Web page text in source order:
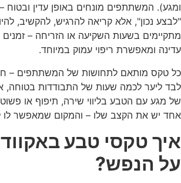
ומגע). המשתתפים מונחים באופן עדין ובטוח
"לבצע נכון", אלא קריאה להרגיש, להקשיב,
מתקיימים בשעות השקיעה או הזריחה –
עדינה ומאפשרת ריפוי עמוק במיוחד.
כל טקס מותאם לתחושות של המשתתפים –
לבד ליער לכמה שעות של התבודדות בטוחה,
של מגע עם הטבע בליווי שירה, תיפוף או
אחד יש את הקצב שלו – והמקום שמאפשר לו
איך טקסי טבע
על הנפש?